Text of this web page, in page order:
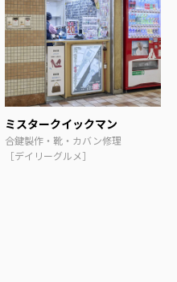
ミスタークイックマン
合鍵製作・靴・カバン修理
［デイリーグルメ］